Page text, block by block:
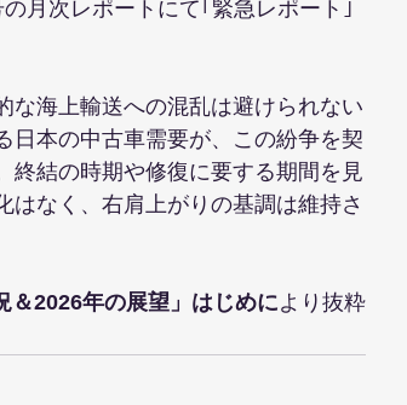
月次レポートにて｢緊急レポート｣
海上輸送への混乱は避けられない
日本の中古車需要が、この紛争を契
終結の時期や修復に要する期間を見
なく、右肩上がりの基調は維持さ
＆2026年の展望」はじめにより抜粋